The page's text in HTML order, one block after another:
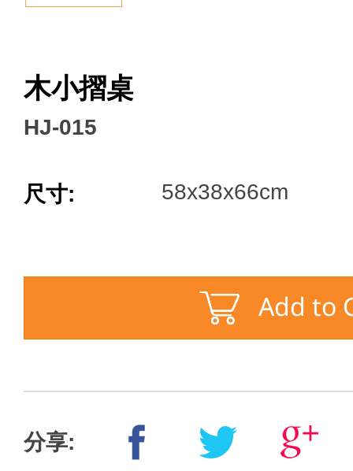
Facebook
木小摺桌
HJ-015
尺寸: 58x38x66cm
分享: